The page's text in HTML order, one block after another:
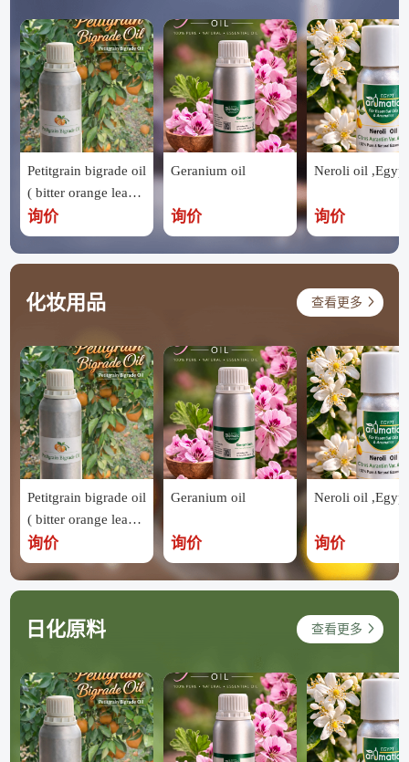
Petitgrain bigrade oil
( bitter orange leave
s ) ,Egypt
询价
Geranium oil
询价
Neroli oil ,Egypt
询价
化妆用品 查看更多
Petitgrain bigrade oil
( bitter orange leave
s ) ,Egypt
询价
Geranium oil
询价
Neroli oil ,Egypt
询价
日化原料 查看更多